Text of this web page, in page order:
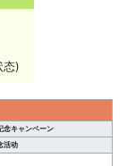
态)
念キャンペーン
活动